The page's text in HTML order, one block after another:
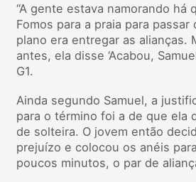
“A gente estava namorando há
Fomos para a praia para passar
plano era entregar as alianças.
antes, ela disse ‘Acabou,
G1.
Ainda segundo Samuel, a
para o término foi a de que ela
de solteira. O jovem então
prejuízo e colocou os anéis
poucos minutos, o par de